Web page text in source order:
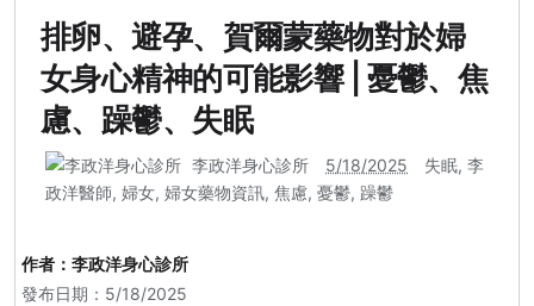
排卵、避孕、賀爾蒙藥物對於婦
女身心精神的可能影響 | 憂鬱、焦
慮、躁鬱、失眠
李政洋身心診所 5/18/2025 失眠, 李
政洋醫師, 婦女, 婦女藥物資訊, 焦慮, 憂鬱, 躁鬱
作者： 李政洋身心診所
發布日期：5/18/2025